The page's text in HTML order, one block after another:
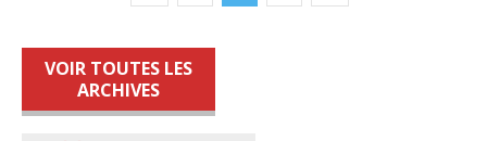
VOIR TOUTES LES
ARCHIVES